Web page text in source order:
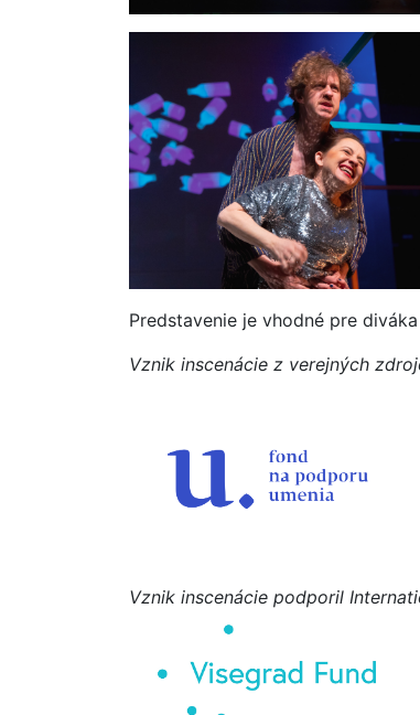
Predstavenie je vhodné pre
Vznik inscenácie z verejných
Vznik inscenácie podporil